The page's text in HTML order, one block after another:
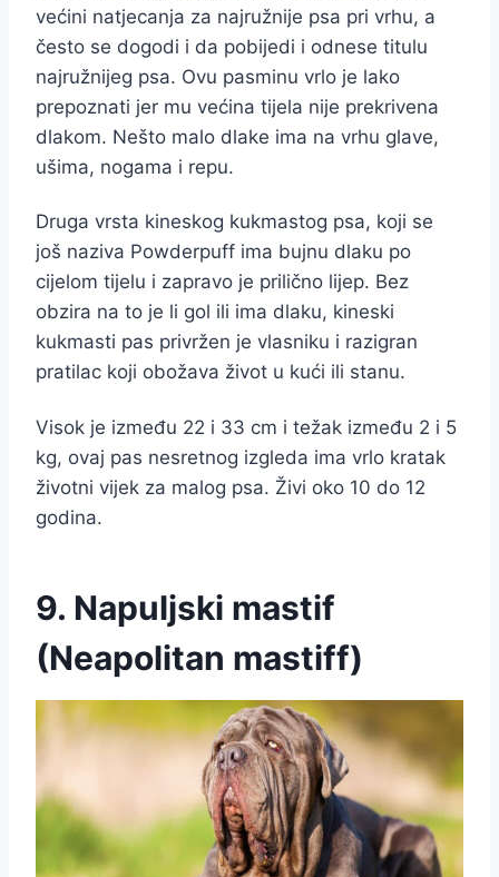
većini natjecanja za najružnije psa pri vrhu, a
često se dogodi i da pobijedi i odnese titulu
najružnijeg psa. Ovu pasminu vrlo je lako
prepoznati jer mu većina tijela nije prekrivena
dlakom. Nešto malo dlake ima na vrhu glave,
ušima, nogama i repu.
Druga vrsta kineskog kukmastog psa, koji se
još naziva Powderpuff ima bujnu dlaku po
cijelom tijelu i zapravo je prilično lijep. Bez
obzira na to je li gol ili ima dlaku, kineski
kukmasti pas privržen je vlasniku i razigran
pratilac koji obožava život u kući ili stanu.
Visok je između 22 i 33 cm i težak između 2 i 5
kg, ovaj pas nesretnog izgleda ima vrlo kratak
životni vijek za malog psa. Živi oko 10 do 12
godina.
9. Napuljski mastif
(Neapolitan mastiff)